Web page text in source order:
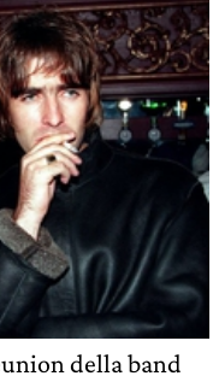
della band